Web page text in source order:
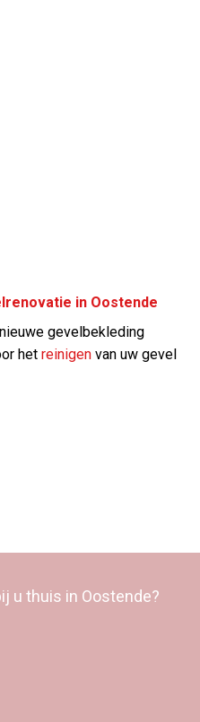
in Oostende
gevelbekleding
het reinigen van uw gevel
u thuis in Oostende?